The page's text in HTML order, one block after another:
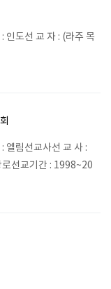
인도선 교 자 : (라주 목
엘림선교사선 교 사 :
로선교기간 : 1998~20